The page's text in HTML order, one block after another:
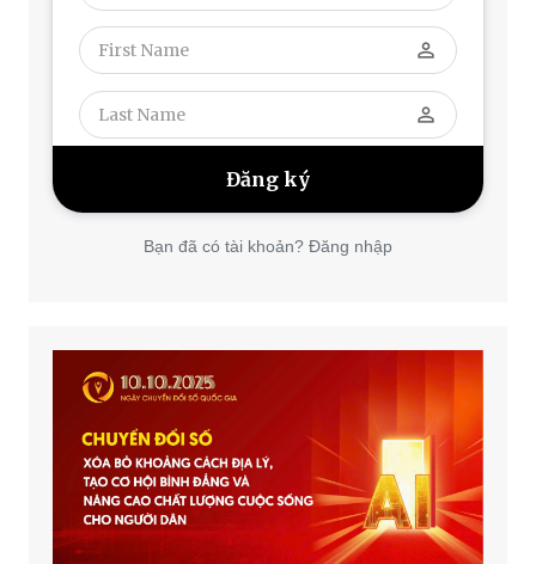
perm_identity
perm_identity
Bạn đã có tài khoản? Đăng nhập